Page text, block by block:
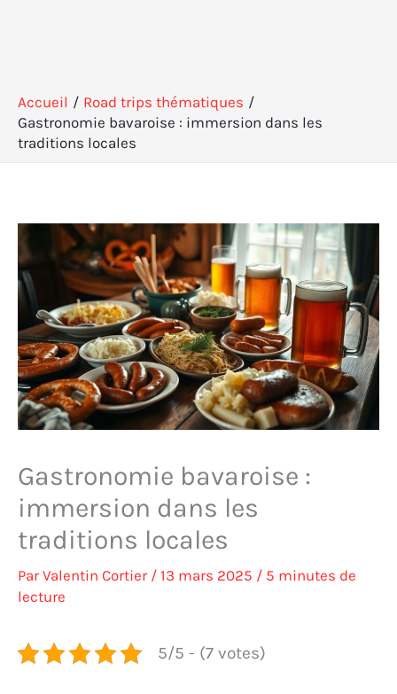
Accueil
Road trips thématiques
Gastronomie bavaroise : immersion dans les
traditions locales
Gastronomie bavaroise :
immersion dans les
traditions locales
ParValentin Cortier / 13 mars 2025 / 5 minutes de
lecture
5/5 - (7 votes)